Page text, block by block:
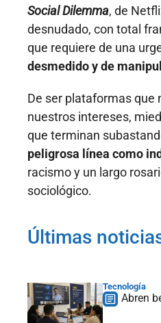
Social Dilemma, de
desnudado, con total
que requiere de una
desmedido y de
De ser plataformas que
nuestros intereses,
que terminan
peligrosa línea como
racismo y un largo
sociológico.
Últimas
Tecnología
Abren